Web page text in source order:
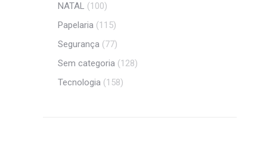
NATAL (100)
Papelaria (115)
Segurança (77)
Sem categoria (128)
Tecnologia (158)